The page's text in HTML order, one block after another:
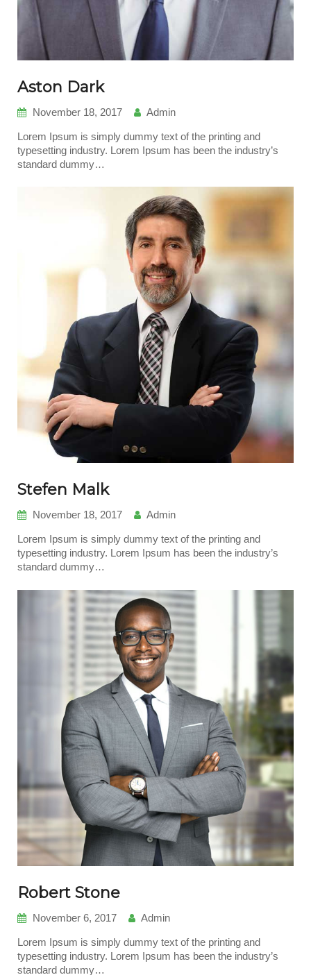
Aston Dark
November 18, 2017 Admin
Lorem Ipsum is simply dummy text of the printing and
typesetting industry. Lorem Ipsum has been the industry’s
standard dummy…
Stefen Malk
November 18, 2017 Admin
Lorem Ipsum is simply dummy text of the printing and
typesetting industry. Lorem Ipsum has been the industry’s
standard dummy…
Robert Stone
November 6, 2017 Admin
Lorem Ipsum is simply dummy text of the printing and
typesetting industry. Lorem Ipsum has been the industry’s
standard dummy…